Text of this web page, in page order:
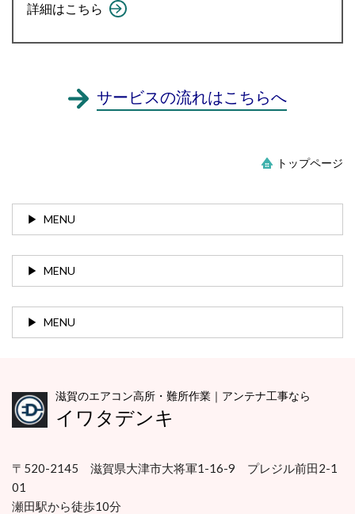
詳細はこちら
サービスの流れはこちらへ
トップページ
MENU
MENU
MENU
滋賀のエアコン高所・難所作業｜アンテナ工事なら
イワタデンキ
〒520-2145 滋賀県大津市大将軍1-16-9 プレジル前田2-1
01
瀬田駅から徒歩10分